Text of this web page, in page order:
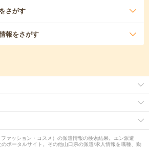
さがす
報をさがす
ァッション・コスメ）の派遣情報の検索結果。エン派遣
ポータルサイト。その他山口県の派遣/求人情報を職種、勤